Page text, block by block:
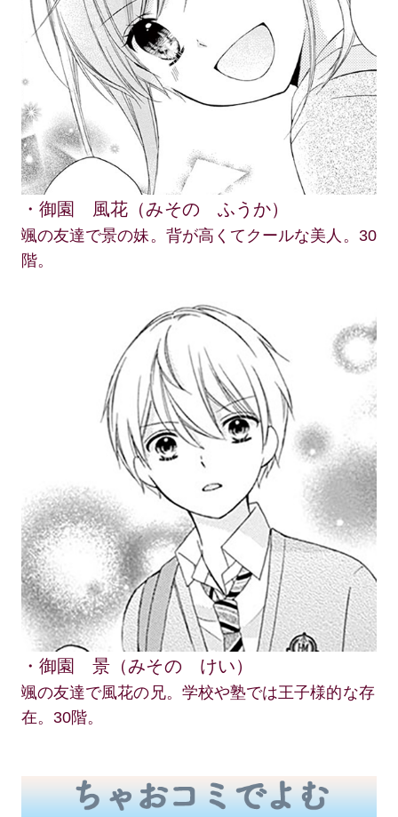
・御園 風花（みその ふうか）
颯の友達で景の妹。背が高くてクールな美人。30
階。
・御園 景（みその けい）
颯の友達で風花の兄。学校や塾では王子様的な存
在。30階。